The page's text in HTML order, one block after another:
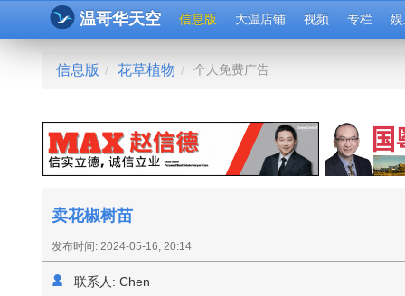
温哥华天空 信息版 大温店铺 视频 专栏
信息版 / 花草植物 / 个人免费广告
卖花椒树苗
发布时间: 2024-05-16, 20:14
联系人: Chen